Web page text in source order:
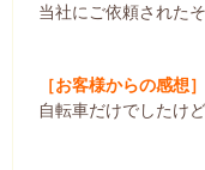
当社にご依頼されたそ
［お客様からの感想］
自転車だけでしたけ